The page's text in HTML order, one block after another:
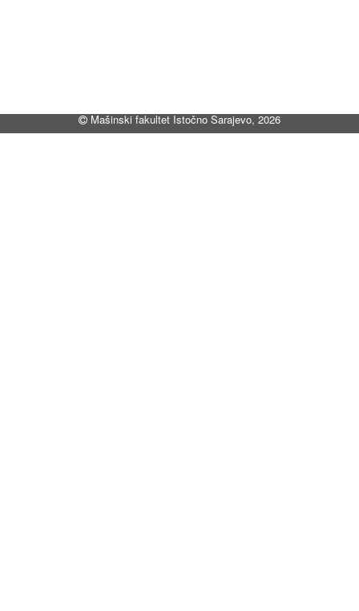
Mašinski fakultet Istočno Sarajevo, 2026